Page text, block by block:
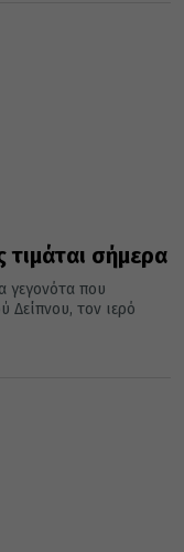
σήμερα
γεγονότα που
Δείπνου, τον ιερό